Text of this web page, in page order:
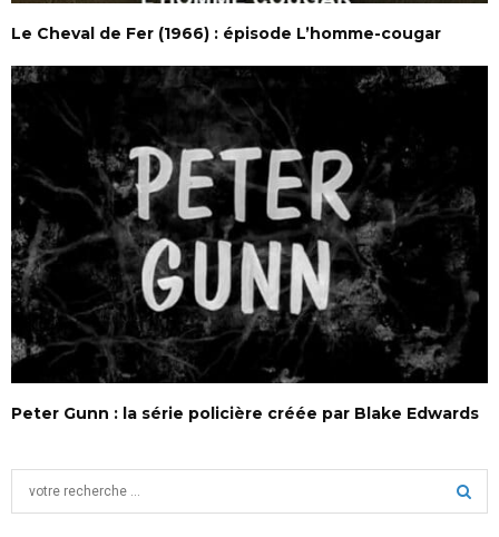
Le Cheval de Fer (1966) : épisode L’homme-cougar
Peter Gunn : la série policière créée par Blake Edwards